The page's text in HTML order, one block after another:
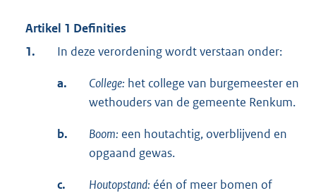
Artikel 1 Definities
1.
In deze verordening wordt verstaan onder:
a. College: het college van burgemeester en
wethouders van de gemeente Renkum.
b. Boom: een houtachtig, overblijvend en
opgaand gewas.
c. Houtopstand: één of meer bomen of